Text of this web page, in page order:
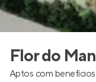
Flor do
Aptos com benefícios